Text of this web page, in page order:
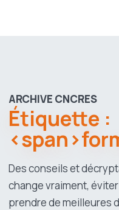
ARCHIVE CNCRES
Étiquette :
Des conseils et
change vraiment,
prendre de meilleures